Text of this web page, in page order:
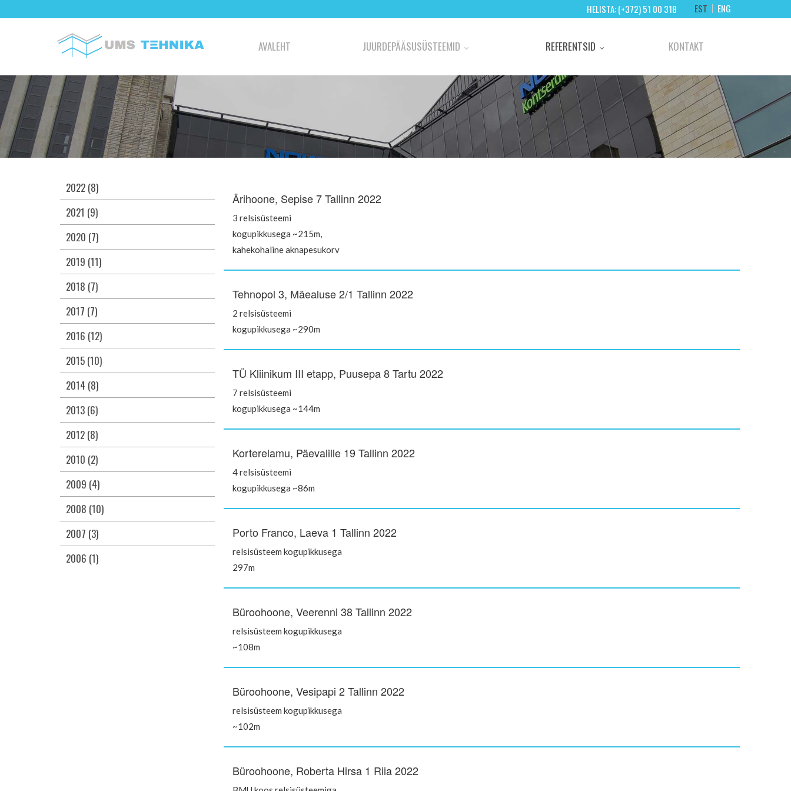
EST ENG
HELISTA: (+372) 51 00 318
AVALEHT JUURDEPÄÄSUSÜSTEEMID REFERENTSID KONTAKT
2022 (8)
2021 (9)
2020 (7)
2019 (11)
2018 (7)
2017 (7)
2016 (12)
2015 (10)
2014 (8)
2013 (6)
2012 (8)
2010 (2)
2009 (4)
2008 (10)
2007 (3)
2006 (1)
Ärihoone, Sepise 7 Tallinn 2022
3 relsisüsteemi
kogupikkusega ~215m,
kahekohaline aknapesukorv
Tehnopol 3, Mäealuse 2/1 Tallinn 2022
2 relsisüsteemi
kogupikkusega ~290m
TÜ Kliinikum III etapp, Puusepa 8 Tartu 2022
7 relsisüsteemi
kogupikkusega ~144m
Korterelamu, Päevalille 19 Tallinn 2022
4 relsisüsteemi
kogupikkusega ~86m
Porto Franco, Laeva 1 Tallinn 2022
relsisüsteem kogupikkusega
297m
Büroohoone, Veerenni 38 Tallinn 2022
relsisüsteem kogupikkusega
~108m
Büroohoone, Vesipapi 2 Tallinn 2022
relsisüsteem kogupikkusega
~102m
Büroohoone, Roberta Hirsa 1 Riia 2022